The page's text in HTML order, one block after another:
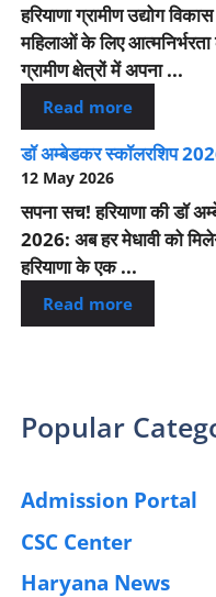
हरियाणा ग्रामीण उद्योग
महिलाओं के लिए
ग्रामीण क्षेत्रों में अपना ...
Read more
डॉ अम्बेडकर स्कॉलरशिप
12 May 2026
सपना सच! हरियाणा की डॉ
2026: अब हर मेधावी को
हरियाणा के एक ...
Read more
Popular
Admission Portal
CSC Center
Haryana News